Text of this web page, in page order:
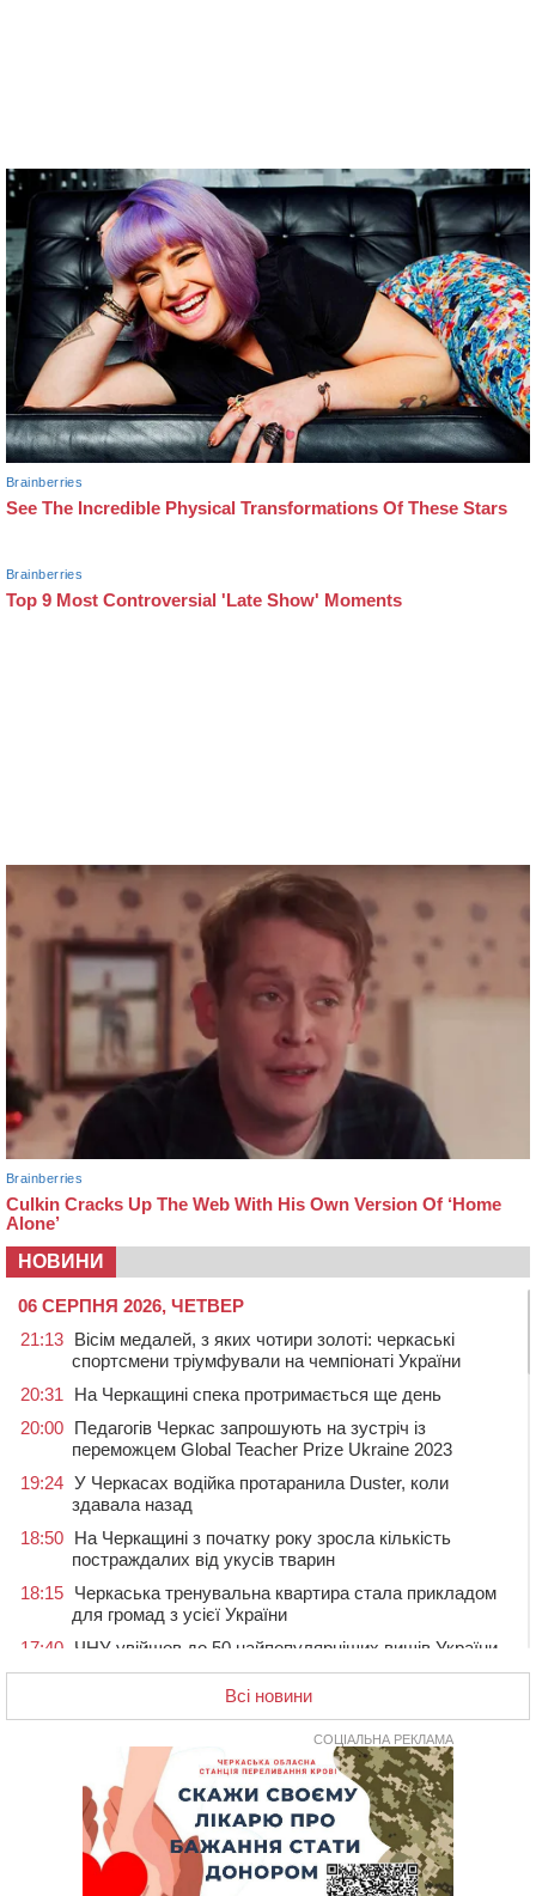
НОВИНИ
06 СЕРПНЯ 2026, ЧЕТВЕР
21:13 Вісім медалей, з яких чотири золоті: черкаські
спортсмени тріумфували на чемпіонаті України
20:31
На Черкащині спека протримається ще день
20:00 Педагогів Черкас запрошують на зустріч із
переможцем Global Teacher Prize Ukraine 2023
19:24 У Черкасах водійка протаранила Duster, коли
здавала назад
18:50 На Черкащині з початку року зросла кількість
постраждалих від укусів тварин
18:15 Черкаська тренувальна квартира стала прикладом
для громад з усієї України
17:40 ЧНУ увійшов до 50 найпопулярніших вишів України
серед вступників
На Хімселищі у Черкасах облаштували новий
контейнерний майданчик
Без розтину грудної клітки: у Черкасах 75-річній
пацієнтці замінили аортальний клапан
У Черкаському онкоцентрі встановили сонячну
електростанцію за понад пів мільйона гривень
У Київській області прощаються з полеглим на
Всі новини
СОЦІАЛЬНА РЕКЛАМА